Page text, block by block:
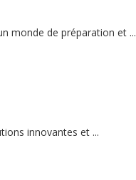
monde de préparation et ...
innovantes et ...